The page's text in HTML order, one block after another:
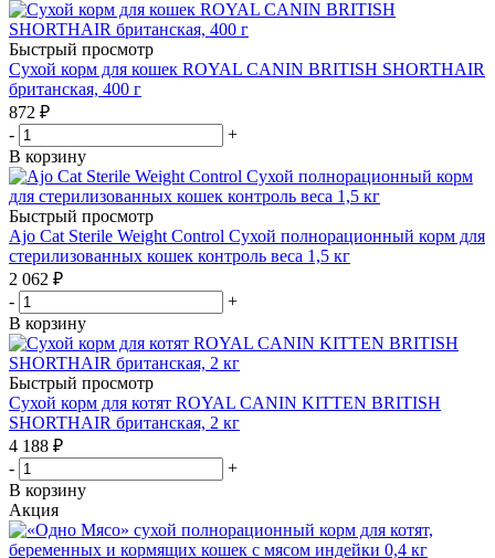
Быстрый просмотр
Сухой корм для кошек ROYAL CANIN BRITISH SHORTHAIR
британская, 400 г
872 ₽
-
+
В корзину
Быстрый просмотр
Ajo Cat Sterile Weight Control Сухой полнорационный корм для
стерилизованных кошек контроль веса 1,5 кг
2 062 ₽
-
+
В корзину
Быстрый просмотр
Сухой корм для котят ROYAL CANIN KITTEN BRITISH
SHORTHAIR британская, 2 кг
4 188 ₽
-
+
В корзину
Акция